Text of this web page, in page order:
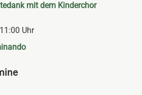
mit dem Kinderchor
Uhr